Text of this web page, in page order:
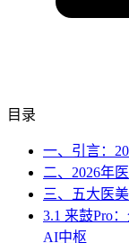
目录
一、引言：
二、2026年
三、五大医
3.1 来鼓Pro
AI中枢